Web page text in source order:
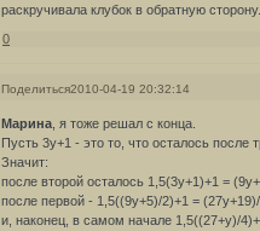
раскручивала клубок в обратную
0
Поделиться2010-04-19 20:32:14
Марина , я тоже решал с конца.
Пусть 3y+1 - это то, что осталось после
Значит:
после второй осталось 1,5(3у+1)+1 =
после первой - 1,5((9у+5)/2)+1 =
и, наконец, в самом начале 1,5((27+у)/